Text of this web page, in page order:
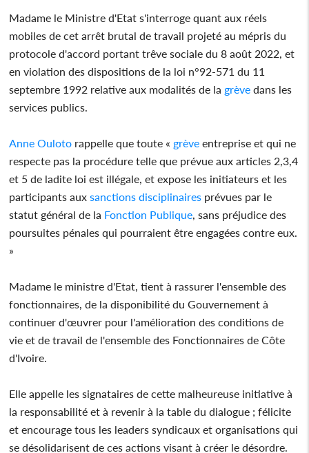
Madame le Ministre d'Etat s'interroge quant aux réels
mobiles de cet arrêt brutal de travail projeté au mépris du
protocole d'accord portant trêve sociale du 8 août 2022, et
en violation des dispositions de la loi n°92-571 du 11
septembre 1992 relative aux modalités de la grève dans les
services publics.
Anne Ouloto rappelle que toute « grève entreprise et qui ne
respecte pas la procédure telle que prévue aux articles 2,3,4
et 5 de ladite loi est illégale, et expose les initiateurs et les
participants auxsanctions disciplinaires prévues par le
statut général de la Fonction Publique , sans préjudice des
poursuites pénales qui pourraient être engagées contre eux.
»
Madame le ministre d'Etat, tient à rassurer l'ensemble des
fonctionnaires, de la disponibilité du Gouvernement à
continuer d'œuvrer pour l'amélioration des conditions de
vie et de travail de l'ensemble des Fonctionnaires de Côte
d'Ivoire.
Elle appelle les signataires de cette malheureuse initiative à
la responsabilité et à revenir à la table du dialogue ; félicite
et encourage tous les leaders syndicaux et organisations qui
se désolidarisent de ces actions visant à créer le désordre.